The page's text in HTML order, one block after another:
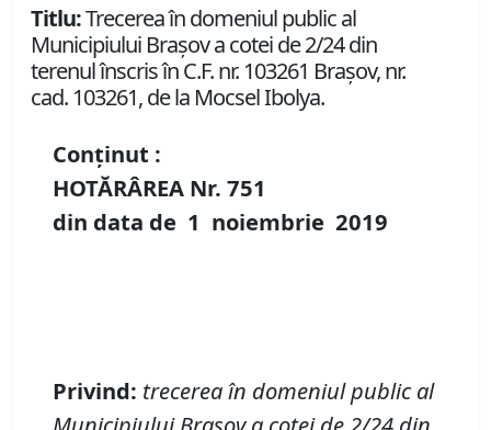
Titlu:Trecerea în domeniul public al
Municipiului Braşov a cotei de 2/24 din
terenul înscris în C.F. nr. 103261 Brașov, nr.
cad. 103261, de la Mocsel Ibolya.
Conținut :
HOTĂRÂREA Nr. 751
din data de 1 noiembrie 2019
Privind: trecerea în domeniul public al